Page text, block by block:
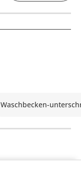
Waschbecken-